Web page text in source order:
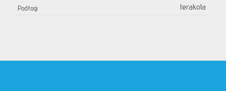
Podłogi terakota